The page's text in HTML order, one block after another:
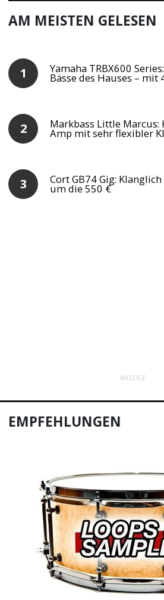
AM MEISTEN GELESEN
Yamaha TRBX600
Bässe des Hauses – mit
Markbass Little Marcus:
Amp mit sehr flexibler
Cort GB74 Gig:
um die 550 €
ANZEIGE
EMPFEHLUNGEN